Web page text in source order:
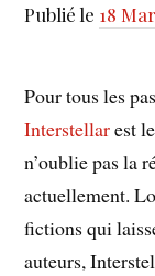
Publié le 18
Pour tous les
Interstellarest
n’oublie pas la
actuellement.
fictions qui
auteurs,